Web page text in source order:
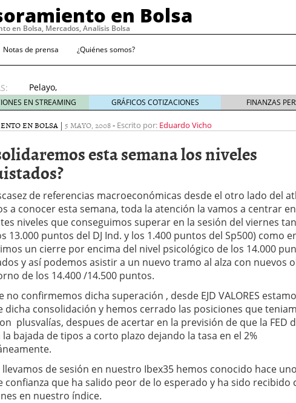
en Bolsa
en Bolsa, Mercados, Analisis Bolsa
Notas de prensa ¿Quiénes somos?
Pelayo,
con la
‘roja’ a
por el
abril 4,
2010
Standard & Poor’s solo causa heridas superficiales, de momento
No hay motivos para tener miedo, de momento noviembre 13, 2009
Consideraciones sobre el fin de la crisis noviembre 6, 2009
Lo prometido es deuda noviembre 2, 2009
EN STREAMING GRÁFICOS COTIZACIONES FINANZAS
EN BOLSA | 5 MAYO, 2008- Escrito por: Eduardo Vicho
esta semana los niveles
de referencias macroeconómicas desde el otro lado del
a conocer esta semana, toda la atención la vamos a centrar
niveles que conseguimos superar en la sesión del viernes
13.000 puntos del DJ Ind. y los 1.400 puntos del Sp500) como
un cierre por encima del nivel psicológico de los 14.000
y así podemos asistir a un nuevo tramo al alza con nuevos
de los 14.400 /14.500 puntos.
no confirmemos dicha superación , desde EJD VALORES
dicha consolidación y hemos cerrado las posiciones que
plusvalías, despues de acertar en la previsión de que la FED
la bajada de tipos a corto plazo dejando la tasa en el 2%
llevamos de sesión en nuestro Ibex35 hemos conocido hace
confianza que ha salido peor de lo esperado y ha sido recibido
en nuestro índice.